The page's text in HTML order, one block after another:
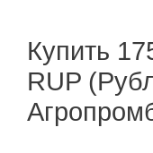
Купить
RUP